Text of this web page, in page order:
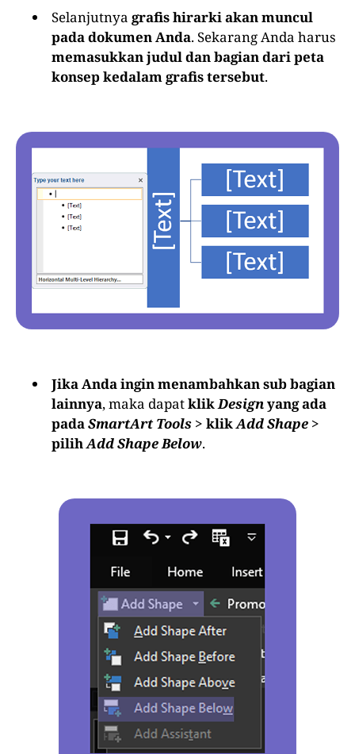
Selanjutnya grafis hirarki akan muncul
pada dokumen Anda. Sekarang Anda harus
memasukkan judul dan bagian dari peta
konsep kedalam grafis tersebut.
Jika Anda ingin menambahkan sub bagian
lainnya, maka dapatklikDesignyang ada
padaSmartArt Tools> klikAdd Shape>
pilihAdd Shape Below.